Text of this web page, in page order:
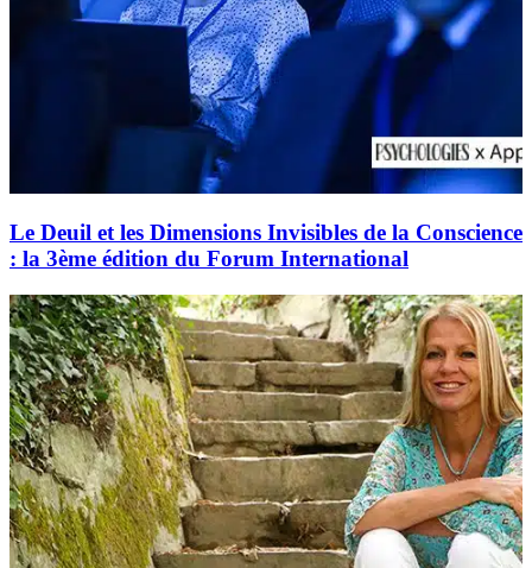
Le Deuil et les Dimensions Invisibles de la Conscience
: la 3ème édition du Forum International